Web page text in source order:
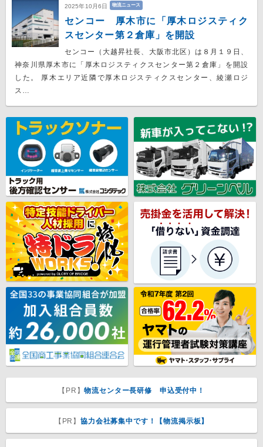
2025年10月6日 物流ニュース
センコー 厚木市に「厚木ロジスティク
スセンター第２倉庫」を開設
センコー（大越昇社長、大阪市北区）は８月１９日、
神奈川県厚木市に「厚木ロジスティクスセンター第２倉庫」を開設
した。 厚木エリア近隣で厚木ロジスティクスセンター、綾瀬ロジ
ス…
【PR】物流センター長研修 申込受付中！
【PR】協力会社募集中です！【物流掲示板】